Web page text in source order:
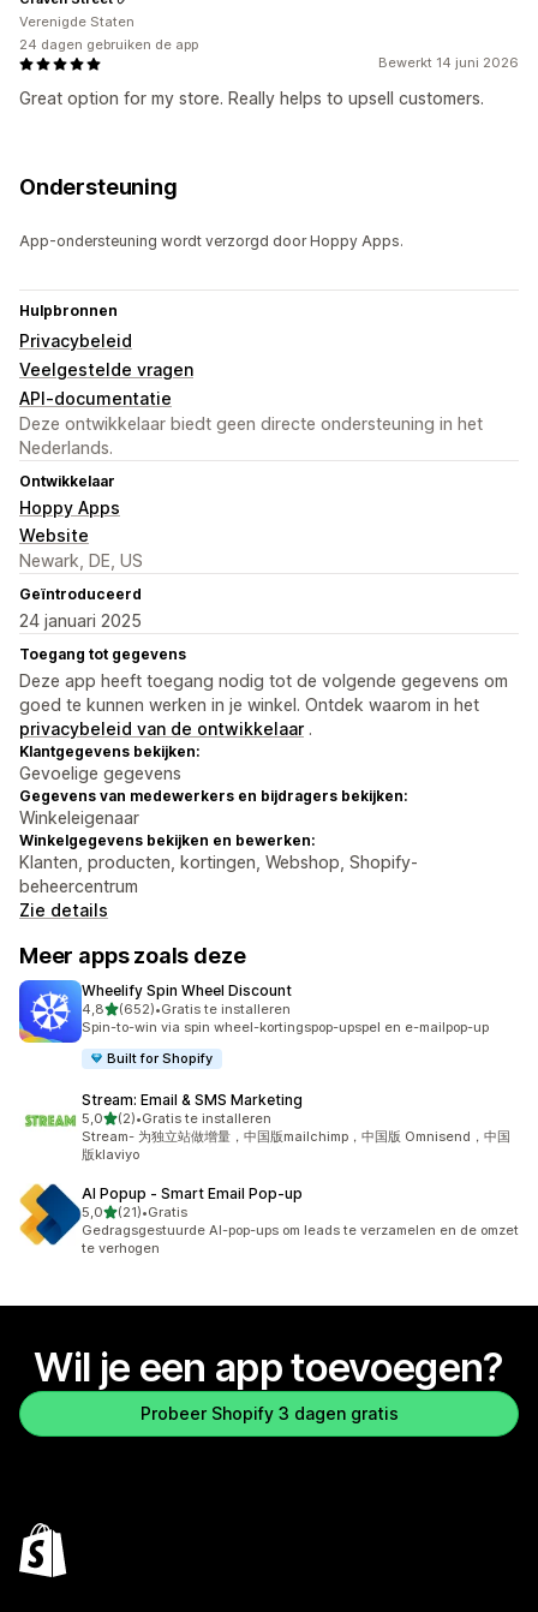
Bewerkt 14 juni 2026
Great option for my store. Really helps to upsell customers.
Verenigde Staten
24 dagen gebruiken de app
Ondersteuning
App-ondersteuning wordt verzorgd door Hoppy Apps.
Hulpbronnen
Privacybeleid
Veelgestelde vragen
API-documentatie
Deze ontwikkelaar biedt geen directe ondersteuning in het
Nederlands.
Ontwikkelaar
Hoppy Apps
Website
Newark, DE, US
Geïntroduceerd
24 januari 2025
Toegang tot gegevens
Deze app heeft toegang nodig tot de volgende gegevens om
goed te kunnen werken in je winkel. Ontdek waarom in het
privacybeleid van de ontwikkelaar .
Klantgegevens bekijken:
Gevoelige gegevens
Gegevens van medewerkers en bijdragers bekijken:
Winkeleigenaar
Winkelgegevens bekijken en bewerken:
Klanten, producten, kortingen, Webshop, Shopify-
beheercentrum
Zie details
Meer apps zoals deze
Wheelify Spin Wheel Discount
4,8van 5 sterren
(652)
652 recensies in totaal
•Gratis te installeren
Spin-to-win via spin wheel-kortingspop-upspel en e-mailpop-up
Built for Shopify
Stream: Email & SMS Marketing
5,0van 5 sterren
(2)
2 recensies in totaal
•Gratis te installeren
Stream- 为独立站做增量，中国版mailchimp，中国版 Omnisend，中国
版klaviyo
AI Popup ‑ Smart Email Pop‑up
5,0van 5 sterren
(21)
21 recensies in totaal
•Gratis
Gedragsgestuurde AI-pop-ups om leads te verzamelen en de omzet
te verhogen
Wil je een app toevoegen?
Probeer Shopify 3 dagen gratis